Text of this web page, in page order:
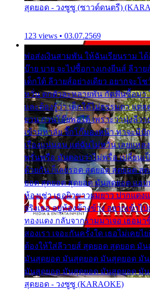
สุดยอด - วงซูซู (ซาวด์ดนตรี)
123 views • 03.07.2569
พ่อส่งเงินสามพัน ให้ฉันเรียนราม ไ
บ๊าย บาย จะไปซื้อกางเกงยีนส์ ลีวาย
เด็กใต้ ลีวายส์อย่างเดียว อยากจะโ
หวั่น ตกตัวละหลายพัน กัดฟันซื้อมา
และต้องรู้ว่า เด็กใต้ไม่ธรรมดา แต่สุ
ยวน กวนโอ๊ยพอได้ เพราะว่านุ่งลีว
เข้ามหาลัย จิ๊กโก๊มองหน้า ท่าจะมีปั
เรื่องแน่นอน แต่ฉันไม่หวั่น เลยแหล
พรั่นพรือ มันตอบว่าไม่พรื่อ เปลี่ยนเ
ด้วยกัน ก็เลยรอด สุดยอด สุดยอด สุ
ยอด สุดยอด สุดยอด มันสุดยอด แอ
ห้องเช่า เธอผิวขาวผมยาว ปากแดง
จริงเธอ อยู่ห้องข้างข้าง อยากเข้าไ
ทองแดง กลับจากรามมาเจอ เธอม
สองเรา เจอะกันครั้งใด เธอไม่เคยไ
ต้องให้ใส่ลีวายส์ สุดยอด สุดยอด มั
มันสุดยอด มันสุดยอด มันสุดยอด มั
มันสุดยอด มันสุดยอด มันสุดยอด มั
สุดยอด - วงซูซู (KARAOKE)